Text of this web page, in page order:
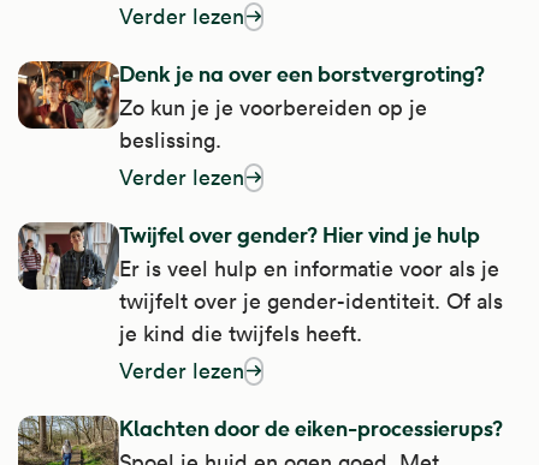
Verder lezen
over sterke zon op je huid: let op
Denk je na over een borstvergroting?
Zo kun je je voorbereiden op je
beslissing.
Verder lezen
over denk je na over een borstvergroting?
Twijfel over gender? Hier vind je hulp
Er is veel hulp en informatie voor als je
twijfelt over je gender-identiteit. Of als
je kind die twijfels heeft.
Verder lezen
over twijfel over gender? Hier vind je hulp
Klachten door de eiken-processierups?